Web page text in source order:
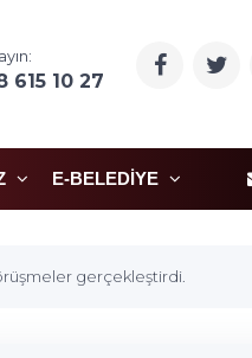
615 10 27
E-BELEDIYE
gerçekleştirdi.